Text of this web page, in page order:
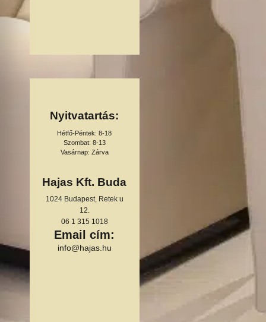
Nyitvatartás:
Hétfő-Péntek: 8-18
Szombat: 8-13
Vasárnap: Zárva
Hajas Kft. Buda
1024 Budapest, Retek u
12.
06 1 315 1018
Email cím:
info@hajas.hu